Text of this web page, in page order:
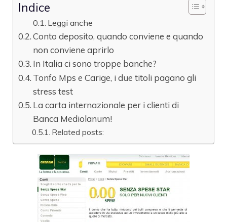
Indice
Leggi anche
Conto deposito, quando conviene e quando
non conviene aprirlo
In Italia ci sono troppe banche?
Tonfo Mps e Carige, i due titoli pagano gli
stress test
La carta internazionale per i clienti di
Banca Mediolanum!
Related posts: